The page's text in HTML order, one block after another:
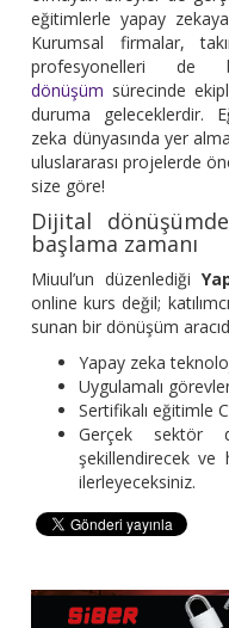
eğitimlerle yapay
Kurumsal firmalar,
profesyonelleri
dönüşüm sürecinde
duruma
zeka dünyasında yer
uluslararası projelerde
size göre!
Dijital
başlama zamanı
Miuul’un düzenlediği
online kurs değil;
sunan bir dönüşüm
Yapay zeka
Uygulamalı
Sertifikalı eğitimle
Gerçek sektör
şekillendirecek ve
ilerleyeceksiniz.